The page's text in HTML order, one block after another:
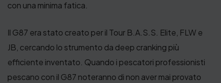
con una minima fatica.
Il G87 era stato creato per il Tour B.A.S.S. Elite, FLW e
JB, cercando lo strumento da deep cranking più
efficiente inventato. Quando i pescatori professionisti
pescano con il G87 noteranno di non aver mai provato